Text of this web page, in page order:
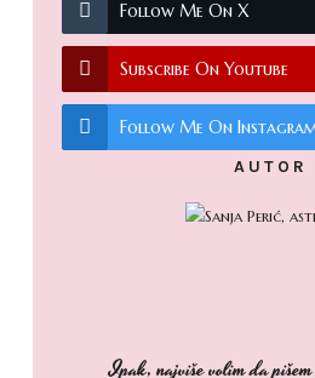
Follow Me On X
Subscribe On Youtube
Follow Me On
AUTOR
Ipak, najviše volim da